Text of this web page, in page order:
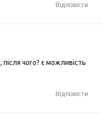
Відповісти
чого? є можливiсть
Відповісти